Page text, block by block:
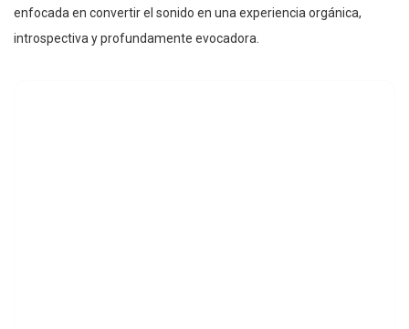
enfocada en convertir el sonido en una experiencia orgánica,
introspectiva y profundamente evocadora.